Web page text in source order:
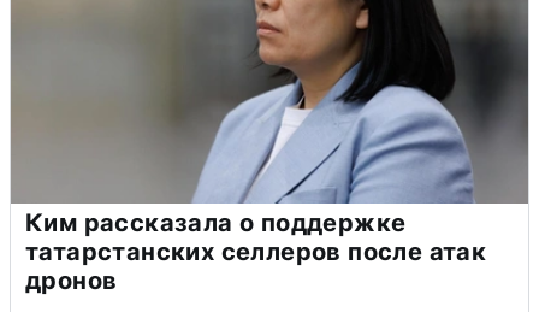
Ким рассказала о поддержке
татарстанских селлеров после атак
дронов